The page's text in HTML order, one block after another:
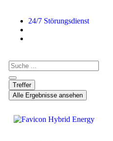
24/7 Störungsdienst
Treffer
Alle Ergebnisse ansehen